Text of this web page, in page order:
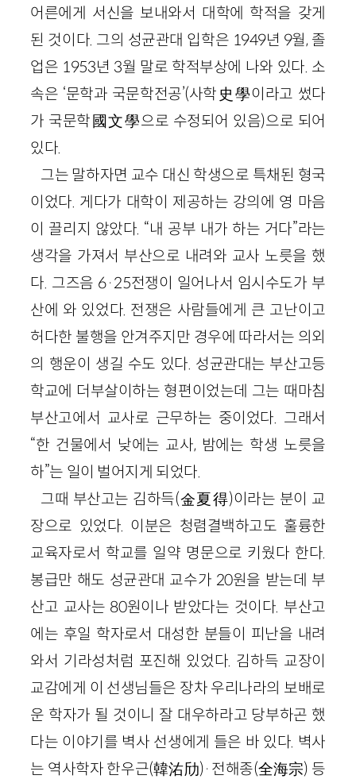
어른에게 서신을 보내와서 대학에 학적을 갖게
된 것이다. 그의 성균관대 입학은 1949년 9월, 졸
업은 1953년 3월 말로 학적부상에 나와 있다. 소
속은 ‘문학과 국문학전공’(사학 史學이라고 썼다
가 국문학國文學으로 수정되어 있음)으로 되어
있다.
그는 말하자면 교수 대신 학생으로 특채된 형국
이었다. 게다가 대학이 제공하는 강의에 영 마음
이 끌리지 않았다. “내 공부 내가 하는 거다”라는
생각을 가져서 부산으로 내려와 교사 노릇을 했
다. 그즈음 6·25전쟁이 일어나서 임시수도가 부
산에 와 있었다. 전쟁은 사람들에게 큰 고난이고
허다한 불행을 안겨주지만 경우에 따라서는 의외
의 행운이 생길 수도 있다. 성균관대는 부산고등
학교에 더부살이하는 형편이었는데 그는 때마침
부산고에서 교사로 근무하는 중이었다. 그래서
“한 건물에서 낮에는 교사, 밤에는 학생 노릇을
하”는 일이 벌어지게 되었다.
그때 부산고는 김하득(金夏得)이라는 분이 교
장으로 있었다. 이분은 청렴결백하고도 훌륭한
교육자로서 학교를 일약 명문으로 키웠다 한다.
봉급만 해도 성균관대 교수가 20원을 받는데 부
산고 교사는 80원이나 받았다는 것이다. 부산고
에는 후일 학자로서 대성한 분들이 피난을 내려
와서 기라성처럼 포진해 있었다. 김하득 교장이
교감에게 이 선생님들은 장차 우리나라의 보배로
운 학자가 될 것이니 잘 대우하라고 당부하곤 했
다는 이야기를 벽사 선생에게 들은 바 있다. 벽사
는 역사학자 한우근(韓㳓劤)· 전해종(全海宗) 등